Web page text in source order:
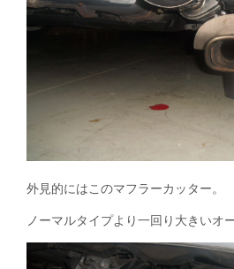
外見的にはこのマフラーカッター。
ノーマルタイプより一回り大きいオ